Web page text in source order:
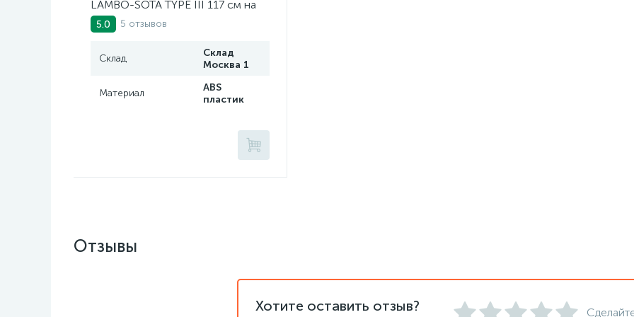
LAMBO-SOTA TYPE III 117 см на
47 см
5.0 5 отзывов
Склад
Склад
Москва 1
Материал
ABS
пластик
Отзывы
Хотите оставить отзыв?